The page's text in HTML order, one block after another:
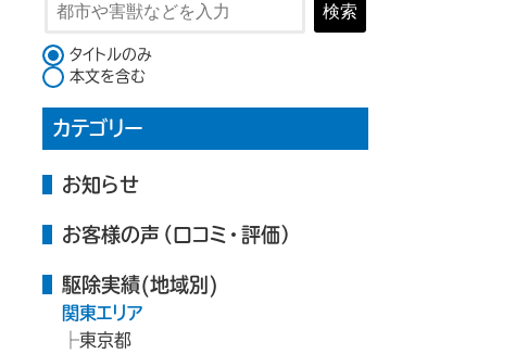
検索
検索対象
タイトルのみ
本文を含む
カテゴリー
お知らせ
お客様の声（口コミ・評価）
駆除実績(地域別)
関東エリア
東京都